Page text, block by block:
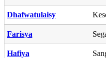
Dhafwatulaisy
Farisya
Hafiya